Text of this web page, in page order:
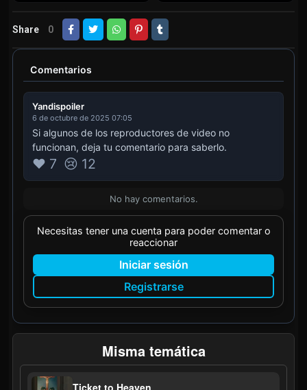
Share 0
Comentarios
Yandispoiler
6 de octubre de 2025 07:05
Si algunos de los reproductores de video no
funcionan, deja tu comentario para saberlo.
❤️ 7 😢 12
No hay comentarios.
Necesitas tener una cuenta para poder comentar o
reaccionar
Iniciar sesión
Registrarse
Misma temática
Ticket to Heaven